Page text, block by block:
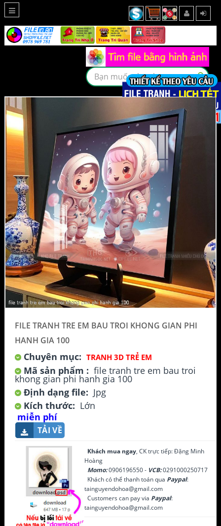
FILE TRANH TRE EM BAU TROI KHONG GIAN PHI
HANH GIA 100
Chuyên mục: TRANH 3D TRẺ EM
Mã sản phẩm : file tranh tre em bau troi
khong gian phi hanh gia 100
Định dạng file: Jpg
Kích thước: Lớn
miễn phí
TẢI VỀ
Khách mua ngay, CK trực tiếp: Đặng Minh
Hoàng
Momo:0906196550 - VCB:0291000250717
Khách có thể thanh toán qua Paypal:
tainguyendohoa@gmail.com
Customers can pay via Paypal:
tainguyendohoa@gmail.com